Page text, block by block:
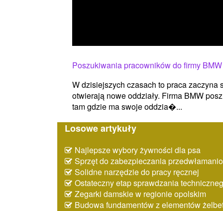
Poszukiwania pracowników do firmy BMW
W dzisiejszych czasach to praca
otwierają nowe oddziały. Firma BMW
tam gdzie ma swoje oddzia�...
Losowe artykuły
Najlepsze wybory żywności dla psa
Sprzęt do zabezpieczania
Solidne narzędzie do pracy ręcznej
Ostateczny etap sprawdzania
Zegarki damskie w regionie opolskim
Budowa fundamentów z elementów